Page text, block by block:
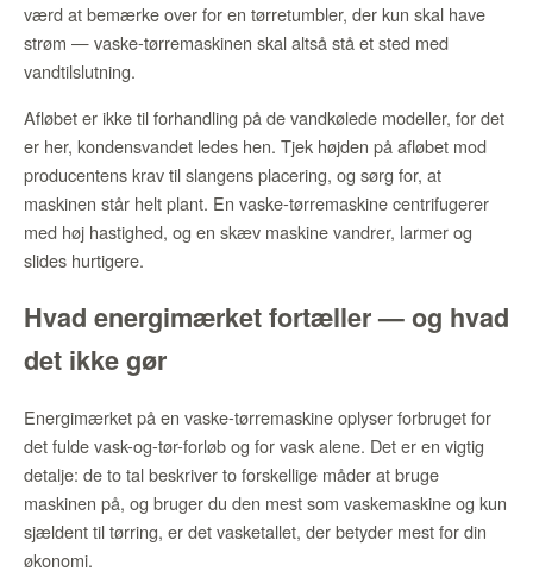
værd at bemærke over for en tørretumbler, der kun skal have
strøm — vaske-tørremaskinen skal altså stå et sted med
vandtilslutning.
Afløbet er ikke til forhandling på de vandkølede modeller, for det
er her, kondensvandet ledes hen. Tjek højden på afløbet mod
producentens krav til slangens placering, og sørg for, at
maskinen står helt plant. En vaske-tørremaskine centrifugerer
med høj hastighed, og en skæv maskine vandrer, larmer og
slides hurtigere.
Hvad energimærket fortæller — og hvad
det ikke gør
Energimærket på en vaske-tørremaskine oplyser forbruget for
det fulde vask-og-tør-forløb og for vask alene. Det er en vigtig
detalje: de to tal beskriver to forskellige måder at bruge
maskinen på, og bruger du den mest som vaskemaskine og kun
sjældent til tørring, er det vasketallet, der betyder mest for din
økonomi.